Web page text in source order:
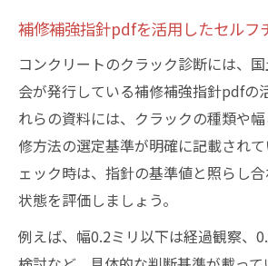
補修補強指針pdfを活用したセルフ
コンクリートのクラック診断には、
会が発行している補修補強指針pdfの
れらの資料には、クラックの種類や
修方法の選定基準が明確に記載され
ェック時は、指針の基準値と照らし
状態を評価しましょう。
例えば、幅0.2ミリ以下は経過観察、